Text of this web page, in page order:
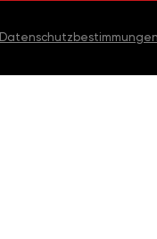
Datenschutzbestimmungen